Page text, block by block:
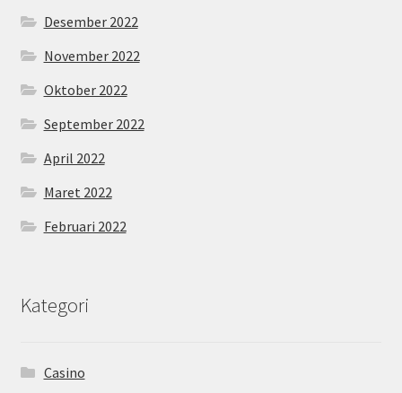
Desember 2022
November 2022
Oktober 2022
September 2022
April 2022
Maret 2022
Februari 2022
Kategori
Casino